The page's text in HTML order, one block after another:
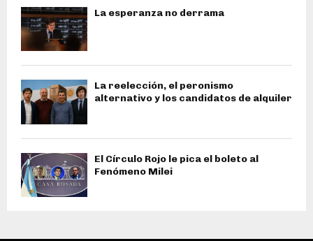
La esperanza no derrama
La reelección, el peronismo
alternativo y los candidatos de alquiler
El Círculo Rojo le pica el boleto al
Fenómeno Milei